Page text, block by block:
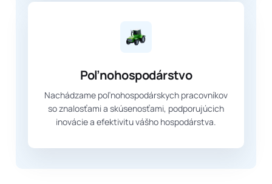
Poľnohospodárstvo
Nachádzame poľnohospodárskych pracovníkov
so znalosťami a skúsenosťami, podporujúcich
inovácie a efektivitu vášho hospodárstva.